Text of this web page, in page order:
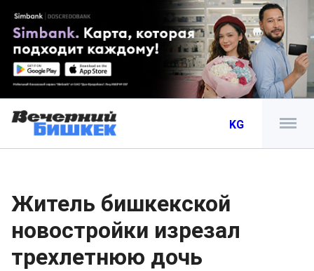
KG
Житель бишкекской
новостройки изрезал
трехлетнюю дочь